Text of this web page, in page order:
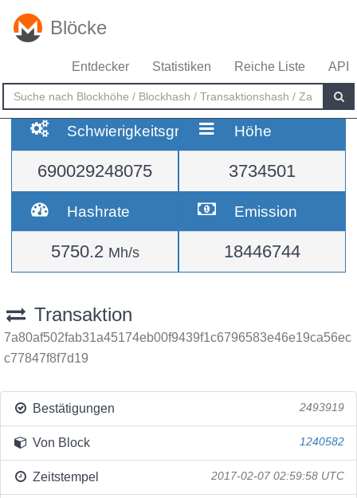
Blöcke
Entdecker Statistiken Reiche Liste API
Schwierigkeitsgrad
690029248075
Höhe
3734501
Hashrate
5750.2 Mh/s
Emission
18446744
Transaktion
7a80af502fab31a45174eb00f9439f1c6796583e46e19ca56ec
c77847f8f7d19
Bestätigungen 2493919
Von Block 1240582
Zeitstempel 2017-02-07 02:59:58 UTC